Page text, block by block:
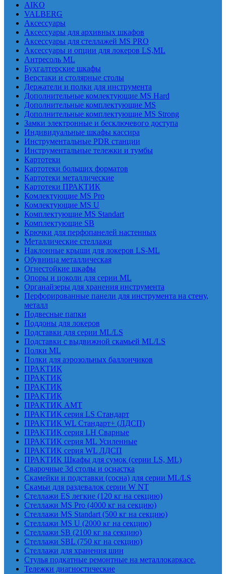
AIKO
VALBERG
Аксессуары
Аксессуары для архивных шкафов
Аксессуары для стеллажей MS PRO
Аксессуары и опции для локеров LS,ML
Антресоль ML
Бухгалтерские шкафы
Верстаки и столярные столы
Держатели и полки для инструмента
Дополнительные комлектующие MS Hard
Дополнительные комплектующие MS
Дополнительные комплектующие MS Strong
Замки электронные и бесключевого доступа
Индивидуальные шкафы кассира
Инструментальные PDR станции
Инструментальные тележки и тумбы
Картотеки
Картотеки больших форматов
Картотеки металлические
Картотеки ПРАКТИК
Комлектующие MS Pro
Комлектующие MS U
Комплектующие MS Standart
Комплектующие SB
Крючки для перфопанелей настенных
Металлические стеллажи
Наклонные крыши для локеров LS-ML
Обувница металлическая
Огнестойкие шкафы
Опоры и цоколи для серии ML
Органайзеры для хранения инструмента
Перфорированные панели для инструмента на стену,
металл
Подвесные папки
Поддоны для локеров
Подставки для серии ML/LS
Подставки с выдвижной скамьей ML/LS
Полки ML
Полки для аэрозольных баллончиков
ПРАКТИК
ПРАКТИК
ПРАКТИК
ПРАКТИК
ПРАКТИК AMT
ПРАКТИК cерия LS Стандарт
ПРАКТИК WL Стандарт+ (ЛДСП)
ПРАКТИК серия LH Сварные
ПРАКТИК серия ML Усиленные
ПРАКТИК серия WL ЛДСП
ПРАКТИК Шкафы для сумок (серии LS, ML)
Сварочные 3d столы и оснастка
Скамейки и подставки (сосна) для серии ML/LS
Скамьи для раздевалок серии W NT
Стеллажи ES легкие (120 кг на секцию)
Стеллажи MS Pro (4000 кг на секцию)
Стеллажи MS Standart (500 кг на секцию)
Стеллажи MS U (2000 кг на секцию)
Стеллажи SB (2100 кг на секцию)
Стеллажи SBL (750 кг на секцию)
Стеллажи для хранения шин
Стулья подкатные ремонтные на металлокаркасе.
Тележки диагностические